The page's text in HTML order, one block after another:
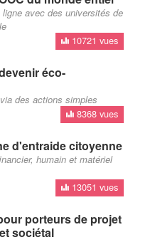
avec des universités de
10721 vues
éco-
des actions simples
8368 vues
d'entraide citoyenne
humain et matériel
13051 vues
porteurs de projet
sociétal